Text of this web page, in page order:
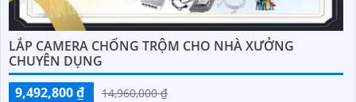
LẮP CAMERA CHỐNG TRỘM CHO NHÀ XƯỞNG
CHUYÊN DỤNG
9,492,800 ₫
14,960,000 ₫